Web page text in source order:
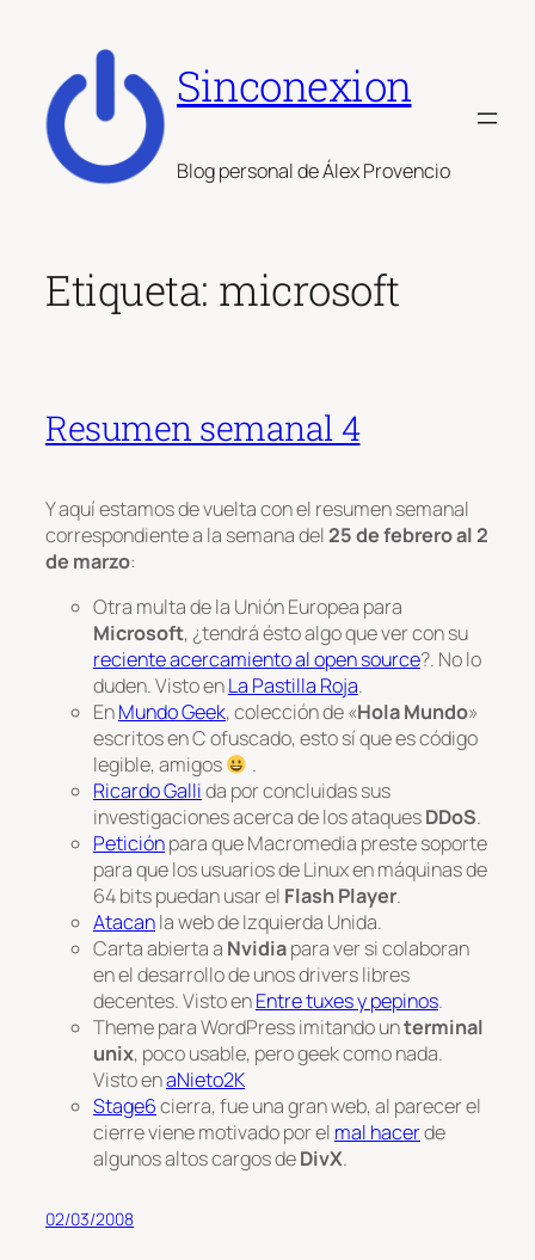
contenido
Sinconexion
Blog personal de Álex Provencio
Etiqueta: microsoft
Resumen semanal 4
Y aquí estamos de vuelta con el resumen semanal
correspondiente a la semana del25 de febrero al 2
de marzo:
Otra multa de la Unión Europea para
Microsoft, ¿tendrá ésto algo que ver con su
reciente acercamiento al open source?. No lo
duden. Visto enLa Pastilla Roja.
EnMundo Geek, colección de «Hola Mundo»
escritos en C ofuscado, esto sí que es código
legible, amigos
.
Ricardo Gallida por concluidas sus
investigaciones acerca de los ataquesDDoS.
Peticiónpara que Macromedia preste soporte
para que los usuarios de Linux en máquinas de
64 bits puedan usar el Flash Player.
Atacanla web de Izquierda Unida.
Carta abierta a Nvidiapara ver si colaboran
en el desarrollo de unos drivers libres
decentes. Visto enEntre tuxes y pepinos.
Theme para WordPress imitando unterminal
unix, poco usable, pero geek como nada.
Visto enaNieto2K
Stage6cierra, fue una gran web, al parecer el
cierre viene motivado por el mal hacerde
algunos altos cargos deDivX.
02/03/2008